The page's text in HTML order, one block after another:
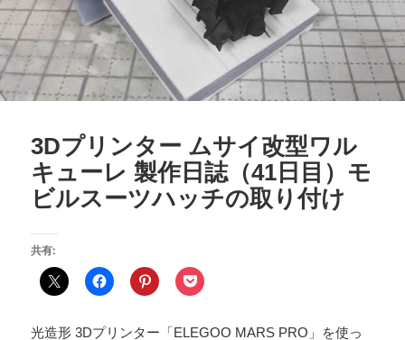
3Dプリンター ムサイ改型ワル
キューレ 製作日誌（41日目）モ
ビルスーツハッチの取り付け
共有:
光造形 3Dプリンター「ELEGOO MARS PRO」を使っ